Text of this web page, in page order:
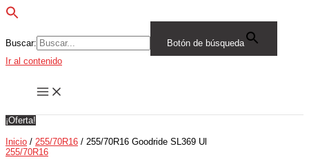
Buscar:
Botón de búsqueda
Ir al contenido
¡Oferta!
Inicio / 255/70R16 / 255/70R16 Goodride SL369 Ul
255/70R16